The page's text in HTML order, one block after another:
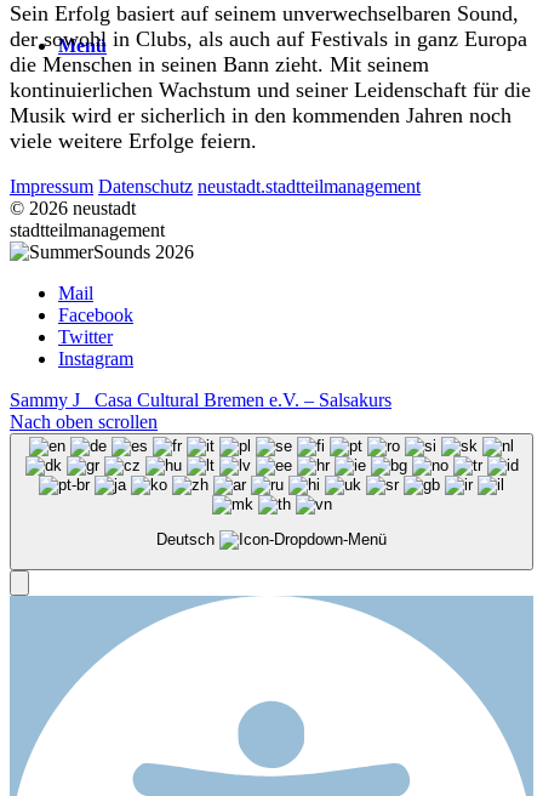
Menü
Sein Erfolg basiert auf seinem unverwechselbaren Sound,
der sowohl in Clubs, als auch auf Festivals in ganz Europa
die Menschen in seinen Bann zieht. Mit seinem
kontinuierlichen Wachstum und seiner Leidenschaft für die
Musik wird er sicherlich in den kommenden Jahren noch
viele weitere Erfolge feiern.
Impressum Datenschutz neustadt.stadtteilmanagement
© 2026 neustadt
stadtteilmanagement
Mail
Facebook
Twitter
Instagram
Sammy J
Casa Cultural Bremen e.V. – Salsakurs
Nach oben scrollen
Deutsch